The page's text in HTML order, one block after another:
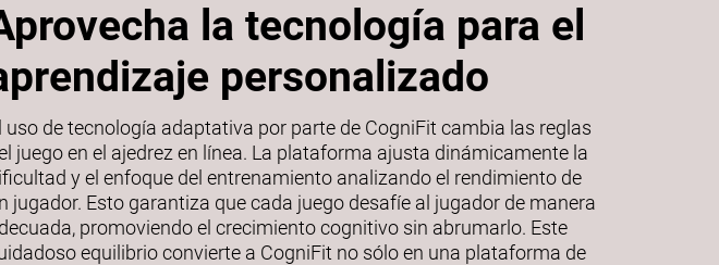
la tecnología para el
personalizado
uso de tecnología adaptativa por parte de CogniFit cambia las reglas
juego en el ajedrez en línea. La plataforma ajusta dinámicamente la
y el enfoque del entrenamiento analizando el rendimiento de
jugador. Esto garantiza que cada juego desafíe al jugador de manera
promoviendo el crecimiento cognitivo sin abrumarlo. Este
equilibrio convierte a CogniFit no sólo en una plataforma de